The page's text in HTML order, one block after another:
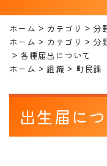
ホーム カテゴリ 分
ホーム
カテゴリ 分
各種届出について
ホーム
組織 町民課
出生届に